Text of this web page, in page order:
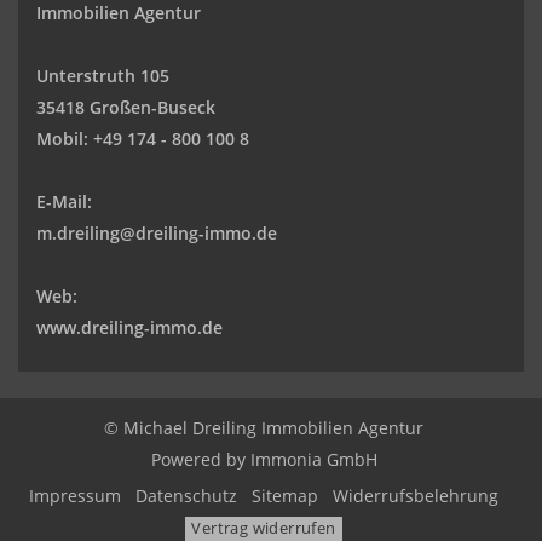
Immobilien Agentur
Unterstruth 105
35418 Großen-Buseck
Mobil: +49 174 - 800 100 8
E-Mail:
m.dreiling@dreiling-immo.de
Web:
www.dreiling-immo.de
© Michael Dreiling Immobilien Agentur
Powered by Immonia GmbH
Impressum
Datenschutz Sitemap Widerrufsbelehrung
Vertrag widerrufen